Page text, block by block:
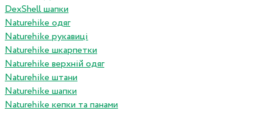
DexShell шапки
Naturehike одяг
Naturehike рукавиці
Naturehike шкарпетки
Naturehike верхній одяг
Naturehike штани
Naturehike шапки
Naturehike кепки та панами